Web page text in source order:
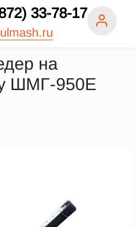
33-78-17
на
ШМГ-950Е